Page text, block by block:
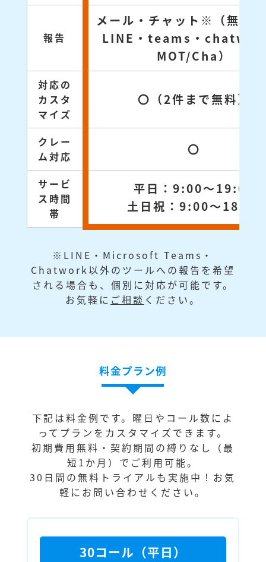
報告
メール・チャット※（無料
LINE・teams・
MOT/Cha）
対応の
カスタ
マイズ
〇（2件まで無料）
クレー
ム対応
〇
サービ
ス時間
帯
平日：9:00～19:00
土日祝：9:00～18:00
※LINE・Microsoft Teams・
Chatwork以外のツールへの報告を希望
される場合も、個別に対応が可能です。
お気軽に ご相談 ください。
料金プラン例
下記は料金例です。曜日やコール数によ
ってプランをカスタマイズできます。
初期費用無料・契約期間の縛りなし（最
短1か月）でご利用可能。
30日間の無料トライアルも実施中！お気
軽にお問い合わせください。
30コール（平日）